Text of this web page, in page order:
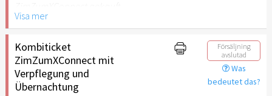
haben
Visa mer
Kombiticket
ZimZumXConnect mit
Verpflegung und
Übernachtung
Försäljning
avslutad
Was
bedeutet das?